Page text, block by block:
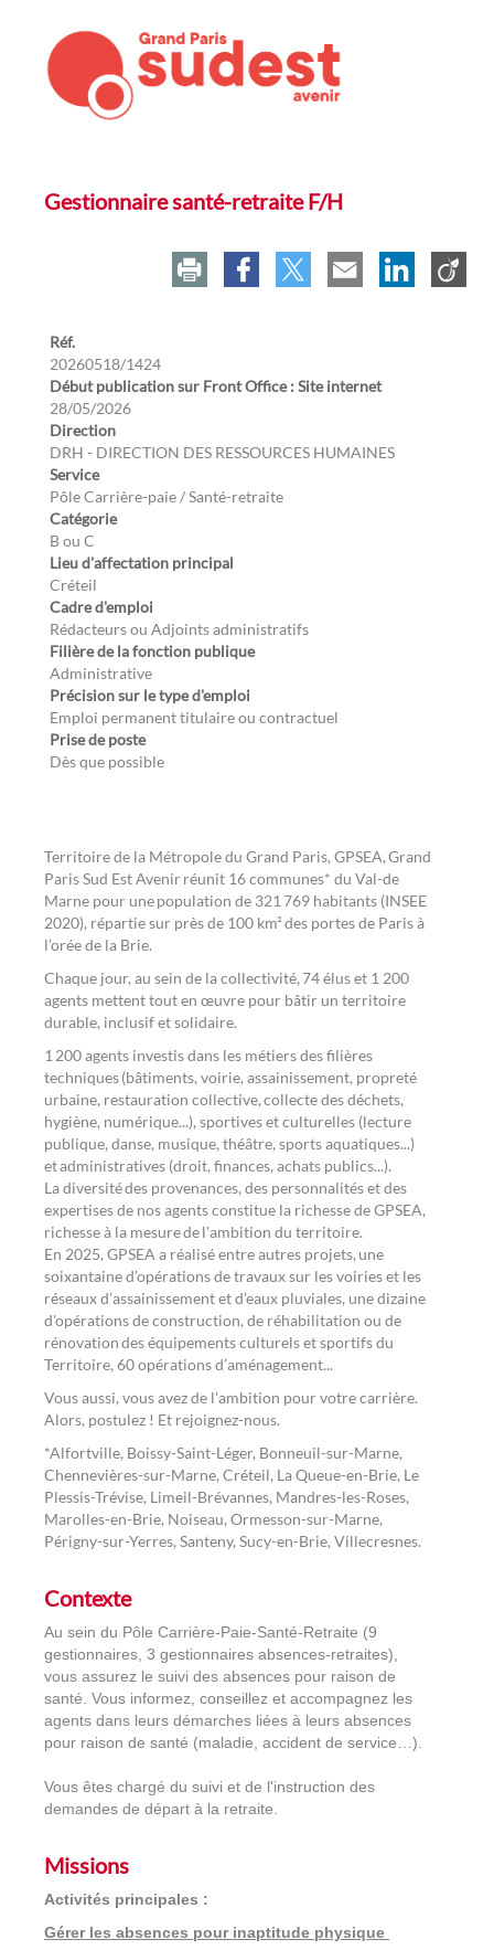
Gestionnaire santé-retraite F/H
Réf.
20260518/1424
Début publication sur Front Office : Site internet
28/05/2026
Direction
DRH - DIRECTION DES RESSOURCES HUMAINES
Service
Pôle Carrière-paie / Santé-retraite
Catégorie
B ou C
Lieu d'affectation principal
Créteil
Cadre d'emploi
Rédacteurs ou Adjoints administratifs
Filière de la fonction publique
Administrative
Précision sur le type d'emploi
Emploi permanent titulaire ou contractuel
Prise de poste
Dès que possible
Territoire de la Métropole du Grand Paris, GPSEA, Grand
Paris Sud Est Avenir réunit 16 communes* du Val-de
Marne pour une population de 321 769 habitants (INSEE
2020), répartie sur près de 100 km² des portes de Paris à
l’orée de la Brie.
Chaque jour, au sein de la collectivité, 74 élus et 1 200
agents mettent tout en œuvre pour bâtir un territoire
durable, inclusif et solidaire.
1 200 agents investis dans les métiers des filières
techniques (bâtiments, voirie, assainissement, propreté
urbaine, restauration collective, collecte des déchets,
hygiène, numérique...), sportives et culturelles (lecture
publique, danse, musique, théâtre, sports aquatiques...)
et administratives (droit, finances, achats publics...).
La diversité des provenances, des personnalités et des
expertises de nos agents constitue la richesse de GPSEA,
richesse à la mesure de l'ambition du territoire.
En 2025, GPSEA a réalisé entre autres projets, une
soixantaine d’opérations de travaux sur les voiries et les
réseaux d’assainissement et d’eaux pluviales, une dizaine
d'opérations de construction, de réhabilitation ou de
rénovation des équipements culturels et sportifs du
Territoire, 60 opérations d’aménagement...
Vous aussi, vous avez de l'ambition pour votre carrière.
Alors, postulez ! Et rejoignez-nous.
*Alfortville, Boissy-Saint-Léger, Bonneuil-sur-Marne,
Chennevières-sur-Marne, Créteil, La Queue-en-Brie, Le
Plessis-Trévise, Limeil-Brévannes, Mandres-les-Roses,
Marolles-en-Brie, Noiseau, Ormesson-sur-Marne,
Périgny-sur-Yerres, Santeny, Sucy-en-Brie, Villecresnes.
Contexte
Au sein du Pôle Carrière-Paie-Santé-Retraite (9
gestionnaires, 3 gestionnaires absences-retraites),
vous assurez le suivi des absences pour raison de
santé. Vous informez, conseillez et accompagnez les
agents dans leurs démarches liées à leurs absences
pour raison de santé (maladie, accident de service…).
Vous êtes chargé du suivi et de l'instruction des
demandes de départ à la retraite.
Missions
Activités principales :
Gérer les absences pour inaptitude physique